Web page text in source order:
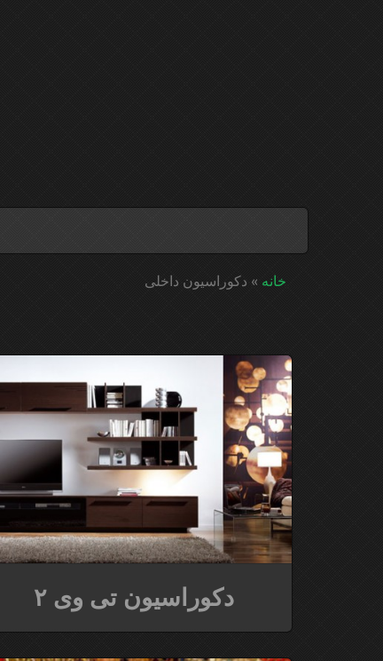
خانه » دکوراسیون داخلی
دکوراسیون تی وی ۲